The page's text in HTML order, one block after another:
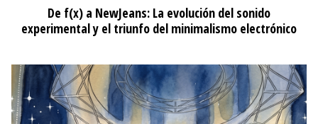
De f(x) a NewJeans: La evolución del sonido
experimental y el triunfo del minimalismo electrónico